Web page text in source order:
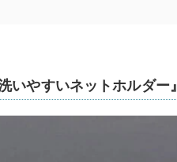
いやすいネットホルダー』